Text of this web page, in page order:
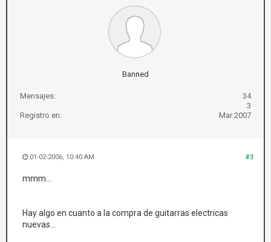
Banned
Mensajes:
34
3
Registro en:
Mar 2007
#3
01-02-2006, 10:40 AM
mmm...
Hay algo en cuanto a la compra de guitarras electricas
nuevas...